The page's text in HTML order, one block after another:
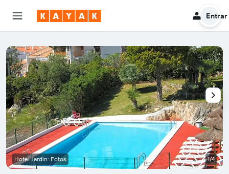
Entrar
Hotel Jardin: Fotos 1/4